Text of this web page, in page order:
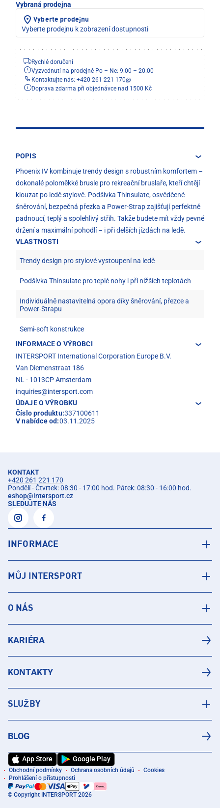
Vybraná prodejna
Vyberte prodejnu
Vyberte prodejnu k zobrazení dostupnosti
Rychlé doručení
Vyzvednutí na prodejně Po – Ne: 9:00 – 20:00
Kontaktujte nás: +420 261 221 170@
Doprava zdarma při objednávce nad 1500 Kč
POPIS
Phoenix IV kombinuje trendy design s robustním komfortem –
dokonalé poloměkké brusle pro rekreační bruslaře, kteří chtějí
klouzat po ledě stylově. Podšívka Thinsulate, osvědčené
šněrování, bezpečná přezka a Power-Strap zajišťují perfektně
padnoucí, teplý a spolehlivý střih. Takže budete mít vždy pevné
držení a maximální pohodlí – i při delších jízdách na ledě.
VLASTNOSTI
Trendy design pro stylové vystoupení na ledě
Podšívka Thinsulate pro teplé nohy i při nižších teplotách
Individuálně nastavitelná opora díky šněrování, přezce a
Power-Strapu
Semi-soft konstrukce
INFORMACE O VÝROBCI
INTERSPORT International Corporation Europe B.V.
Van Diemenstraat 186
NL - 1013CP Amsterdam
inquiries@intersport.com
ÚDAJE O VÝROBKU
Číslo produktu:337100611
V nabídce od:03.11.2025
KONTAKT
+420 261 221 170
Pondělí - Čtvrtek: 08:30 - 17:00 hod. Pátek: 08:30 - 16:00 hod.
eshop@intersport.cz
SLEDUJTE NÁS
INFORMACE
MŮJ INTERSPORT
O NÁS
KARIÉRA
KONTAKTY
SLUŽBY
BLOG
App Store Google Play
Obchodní podmínky Ochrana osobních údajů
Cookies
Prohlášení o přístupnosti
© Copyright INTERSPORT 2026